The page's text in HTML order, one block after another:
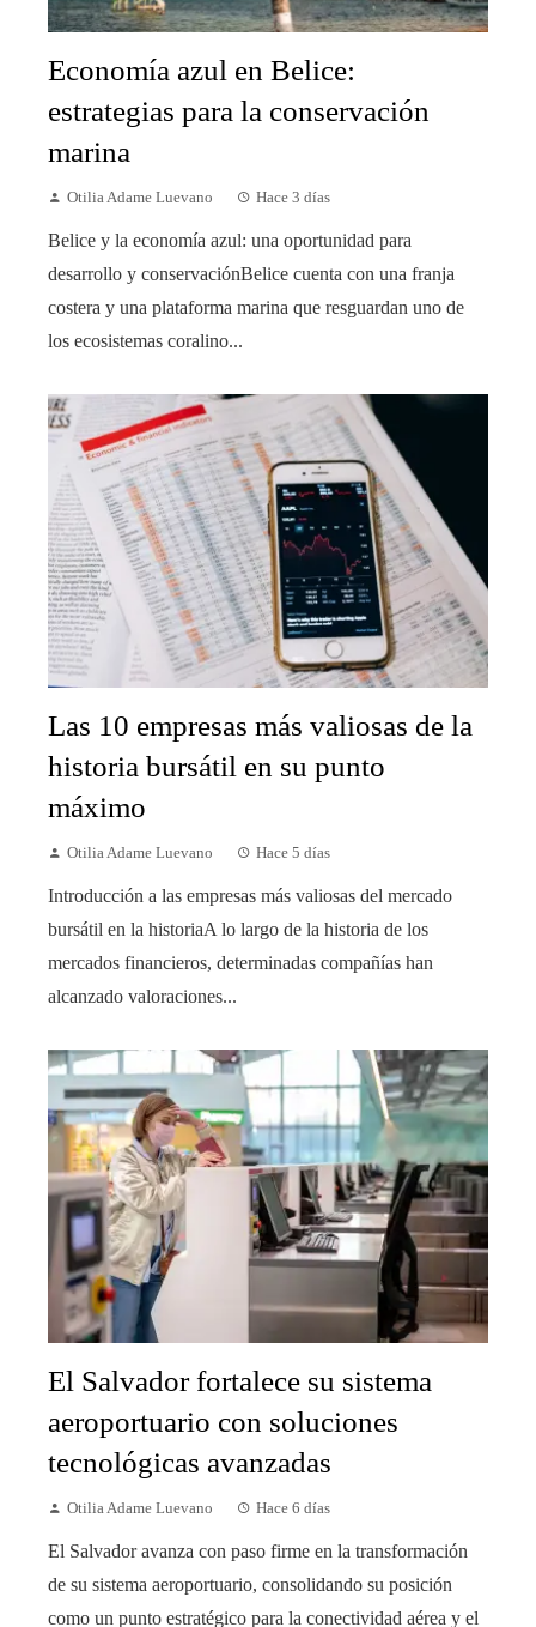
Economía azul en Belice:
estrategias para la conservación
marina
Otilia Adame Luevano Hace 3 días
Belice y la economía azul: una oportunidad para
desarrollo y conservaciónBelice cuenta con una franja
costera y una plataforma marina que resguardan uno de
los ecosistemas coralino...
Las 10 empresas más valiosas de la
historia bursátil en su punto
máximo
Otilia Adame Luevano Hace 5 días
Introducción a las empresas más valiosas del mercado
bursátil en la historiaA lo largo de la historia de los
mercados financieros, determinadas compañías han
alcanzado valoraciones...
El Salvador fortalece su sistema
aeroportuario con soluciones
tecnológicas avanzadas
Otilia Adame Luevano Hace 6 días
El Salvador avanza con paso firme en la transformación
de su sistema aeroportuario, consolidando su posición
como un punto estratégico para la conectividad aérea y el